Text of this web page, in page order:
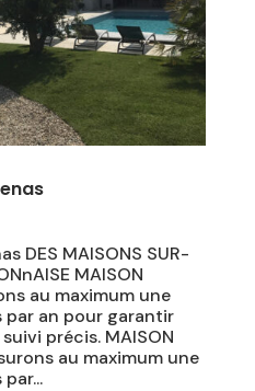
DES MAISONS SUR-
MAISON
au maximum une
an pour garantir
précis. MAISON
au maximum une